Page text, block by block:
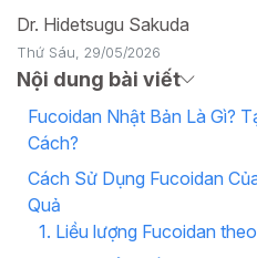
Dr. Hidetsugu Sakuda
Thứ Sáu, 29/05/2026
Nội dung bài viết
Fucoidan Nhật Bản Là Gì?
Cách?
Cách Sử Dụng Fucoidan
Quả
1. Liều lượng Fucoidan